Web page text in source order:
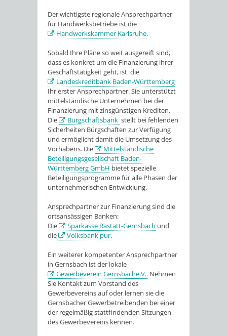
Der wichtigste regionale Ansprechpartner
für Handwerksbetriebe ist die
Handwerkskammer Karlsruhe.
Sobald Ihre Pläne so weit ausgereift sind,
dass es konkret um die Finanzierung ihrer
Geschäftstätigkeit geht, ist die
Landeskreditbank Baden-Württemberg
Ihr erster Ansprechpartner. Sie unterstützt
mittelständische Unternehmen bei der
Finanzierung mit zinsgünstigen Krediten.
Die
Bürgschaftsbank stellt bei fehlenden
Sicherheiten Bürgschaften zur Verfügung
und ermöglicht damit die Umsetzung des
Vorhabens. Die
Mittelständische
Beteiligungsgesellschaft Baden-
Württemberg GmbH bietet spezielle
Beteiligungsprogramme für alle Phasen der
unternehmerischen Entwicklung.
Ansprechpartner zur Finanzierung sind die
ortsansässigen Banken:
Die
Sparkasse Rastatt-Gernsbach und
die
Volksbank pur.
Ein weiterer kompetenter Ansprechpartner
in Gernsbach ist der lokale
Gewerbeverein Gernsbache.V.. Nehmen
Sie Kontakt zum Vorstand des
Gewerbevereins auf oder lernen sie die
Gernsbacher Gewerbetreibenden bei einer
der regelmäßig stattfindenden Sitzungen
des Gewerbevereins kennen.